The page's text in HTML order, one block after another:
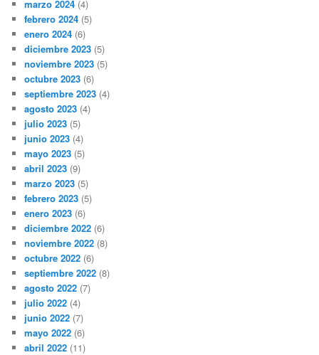
marzo 2024 (4)
febrero 2024 (5)
enero 2024 (6)
diciembre 2023 (5)
noviembre 2023 (5)
octubre 2023 (6)
septiembre 2023 (4)
agosto 2023 (4)
julio 2023 (5)
junio 2023 (4)
mayo 2023 (5)
abril 2023 (9)
marzo 2023 (5)
febrero 2023 (5)
enero 2023 (6)
diciembre 2022 (6)
noviembre 2022 (8)
octubre 2022 (6)
septiembre 2022 (8)
agosto 2022 (7)
julio 2022 (4)
junio 2022 (7)
mayo 2022 (6)
abril 2022 (11)